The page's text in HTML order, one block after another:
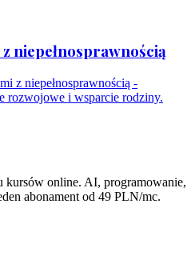
niepełnosprawnością
z niepełnosprawnością -
rozwojowe i wsparcie rodziny.
kursów online. AI, programowanie,
abonament od 49 PLN/mc.